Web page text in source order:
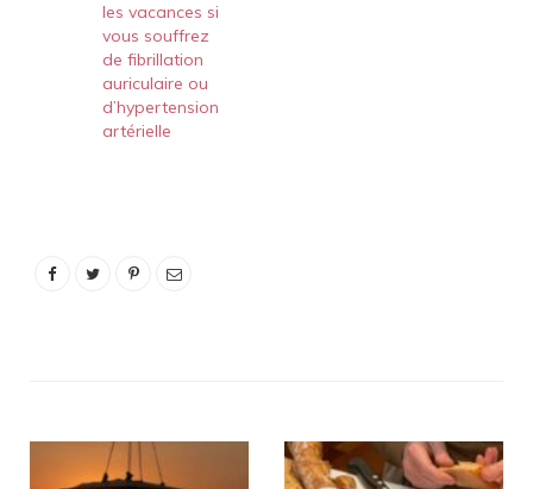
les vacances si
vous souffrez
de fibrillation
auriculaire ou
d’hypertension
artérielle